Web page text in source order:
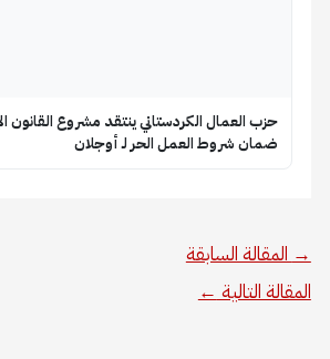
حزب العمال الكردستاني ينتقد مشروع القانون
ضمان شروط العمل الحر لـ أوجلان
→ المقالة السابقة
المقالة التالية ←